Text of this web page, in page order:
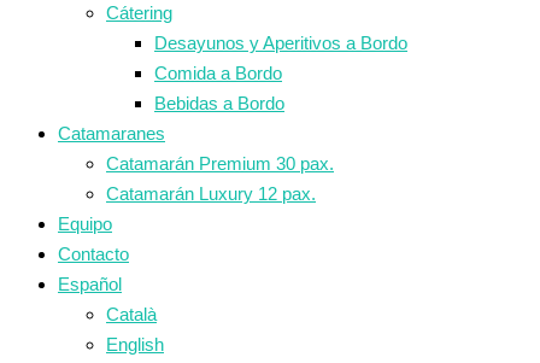
Cátering
Desayunos y Aperitivos a Bordo
Comida a Bordo
Bebidas a Bordo
Catamaranes
Catamarán Premium 30 pax.
Catamarán Luxury 12 pax.
Equipo
Contacto
Español
Català
English